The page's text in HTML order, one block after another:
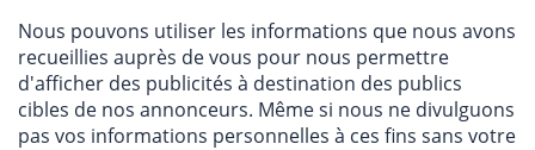
Nous pouvons utiliser les informations que nous avons
recueillies auprès de vous pour nous permettre
d'afficher des publicités à destination des publics
cibles de nos annonceurs. Même si nous ne divulguons
pas vos informations personnelles à ces fins sans votre